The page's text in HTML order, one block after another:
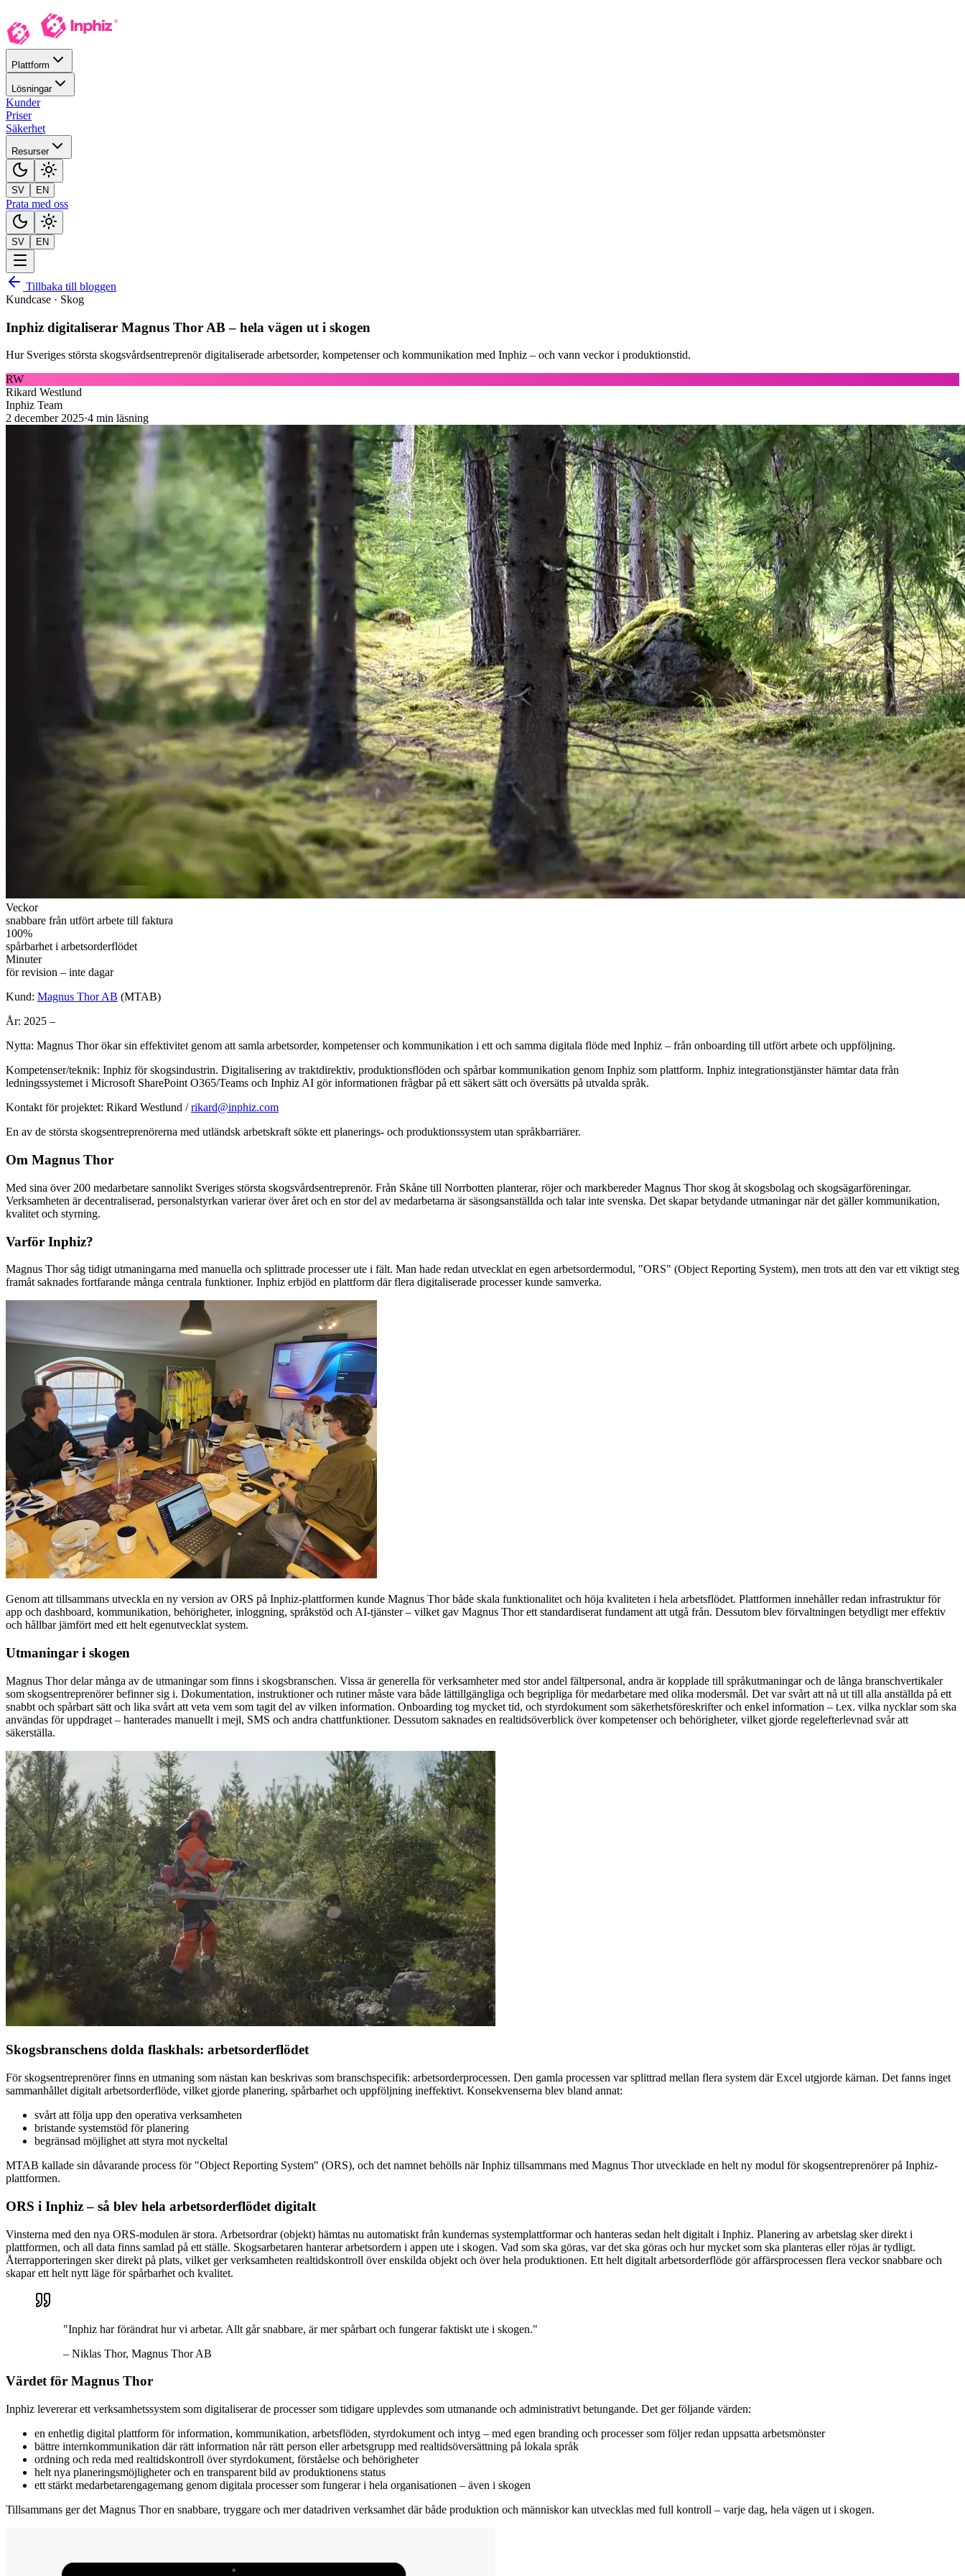
Plattform
Lösningar
Kunder
Priser
Säkerhet
Resurser
SV EN
Prata med oss
SV EN
Tillbaka till bloggen
Kundcase · Skog
Inphiz digitaliserar Magnus Thor AB – hela vägen ut i skogen
Hur Sveriges största skogsvårdsentreprenör digitaliserade arbetsorder, kompetenser och kommunikation med Inphiz – och vann veckor i produktionstid.
RW
Rikard Westlund
Inphiz Team
2 december 2025·4 min läsning
Veckor
snabbare från utfört arbete till faktura
100%
spårbarhet i arbetsorderflödet
Minuter
för revision – inte dagar
Kund: Magnus Thor AB (MTAB)
År: 2025 –
Nytta: Magnus Thor ökar sin effektivitet genom att samla arbetsorder, kompetenser och kommunikation i ett och samma digitala flöde med Inphiz – från onboarding till utfört arbete och uppföljning.
Kompetenser/teknik: Inphiz för skogsindustrin. Digitalisering av traktdirektiv, produktionsflöden och spårbar kommunikation genom Inphiz som plattform. Inphiz integrationstjänster hämtar data från
ledningssystemet i Microsoft SharePoint O365/Teams och Inphiz AI gör informationen frågbar på ett säkert sätt och översätts på utvalda språk.
Kontakt för projektet: Rikard Westlund /rikard@inphiz.com
En av de största skogsentreprenörerna med utländsk arbetskraft sökte ett planerings- och produktionssystem utan språkbarriärer.
Om Magnus Thor
Med sina över 200 medarbetare sannolikt Sveriges största skogsvårdsentreprenör. Från Skåne till Norrbotten planterar, röjer och markbereder Magnus Thor skog åt skogsbolag och skogsägarföreningar.
Verksamheten är decentraliserad, personalstyrkan varierar över året och en stor del av medarbetarna är säsongsanställda och talar inte svenska. Det skapar betydande utmaningar när det gäller kommunikation,
kvalitet och styrning.
Varför Inphiz?
Magnus Thor såg tidigt utmaningarna med manuella och splittrade processer ute i fält. Man hade redan utvecklat en egen arbetsordermodul, "ORS" (Object Reporting System), men trots att den var ett viktigt steg
framåt saknades fortfarande många centrala funktioner. Inphiz erbjöd en plattform där flera digitaliserade processer kunde samverka.
Genom att tillsammans utveckla en ny version av ORS på Inphiz-plattformen kunde Magnus Thor både skala funktionalitet och höja kvaliteten i hela arbetsflödet. Plattformen innehåller redan infrastruktur för
app och dashboard, kommunikation, behörigheter, inloggning, språkstöd och AI-tjänster – vilket gav Magnus Thor ett standardiserat fundament att utgå från. Dessutom blev förvaltningen betydligt mer effektiv
och hållbar jämfört med ett helt egenutvecklat system.
Utmaningar i skogen
Magnus Thor delar många av de utmaningar som finns i skogsbranschen. Vissa är generella för verksamheter med stor andel fältpersonal, andra är kopplade till språkutmaningar och de långa branschvertikaler
som skogsentreprenörer befinner sig i. Dokumentation, instruktioner och rutiner måste vara både lättillgängliga och begripliga för medarbetare med olika modersmål. Det var svårt att nå ut till alla anställda på ett
snabbt och spårbart sätt och lika svårt att veta vem som tagit del av vilken information. Onboarding tog mycket tid, och styrdokument som säkerhetsföreskrifter och enkel information – t.ex. vilka nycklar som ska
användas för uppdraget – hanterades manuellt i mejl, SMS och andra chattfunktioner. Dessutom saknades en realtidsöverblick över kompetenser och behörigheter, vilket gjorde regelefterlevnad svår att
säkerställa.
Skogsbranschens dolda flaskhals: arbetsorderflödet
För skogsentreprenörer finns en utmaning som nästan kan beskrivas som branschspecifik: arbetsorderprocessen. Den gamla processen var splittrad mellan flera system där Excel utgjorde kärnan. Det fanns inget
sammanhållet digitalt arbetsorderflöde, vilket gjorde planering, spårbarhet och uppföljning ineffektivt. Konsekvenserna blev bland annat:
svårt att följa upp den operativa verksamheten
bristande systemstöd för planering
begränsad möjlighet att styra mot nyckeltal
MTAB kallade sin dåvarande process för "Object Reporting System" (ORS), och det namnet behölls när Inphiz tillsammans med Magnus Thor utvecklade en helt ny modul för skogsentreprenörer på Inphiz-
plattformen.
ORS i Inphiz – så blev hela arbetsorderflödet digitalt
Vinsterna med den nya ORS-modulen är stora. Arbetsordrar (objekt) hämtas nu automatiskt från kundernas systemplattformar och hanteras sedan helt digitalt i Inphiz. Planering av arbetslag sker direkt i
plattformen, och all data finns samlad på ett ställe. Skogsarbetaren hanterar arbetsordern i appen ute i skogen. Vad som ska göras, var det ska göras och hur mycket som ska planteras eller röjas är tydligt.
Återrapporteringen sker direkt på plats, vilket ger verksamheten realtidskontroll över enskilda objekt och över hela produktionen. Ett helt digitalt arbetsorderflöde gör affärsprocessen flera veckor snabbare och
skapar ett helt nytt läge för spårbarhet och kvalitet.
"Inphiz har förändrat hur vi arbetar. Allt går snabbare, är mer spårbart och fungerar faktiskt ute i skogen."
– Niklas Thor, Magnus Thor AB
Värdet för Magnus Thor
Inphiz levererar ett verksamhetssystem som digitaliserar de processer som tidigare upplevdes som utmanande och administrativt betungande. Det ger följande värden:
en enhetlig digital plattform för information, kommunikation, arbetsflöden, styrdokument och intyg – med egen branding och processer som följer redan uppsatta arbetsmönster
bättre internkommunikation där rätt information når rätt person eller arbetsgrupp med realtidsöversättning på lokala språk
ordning och reda med realtidskontroll över styrdokument, förståelse och behörigheter
helt nya planeringsmöjligheter och en transparent bild av produktionens status
ett stärkt medarbetarengagemang genom digitala processer som fungerar i hela organisationen – även i skogen
Tillsammans ger det Magnus Thor en snabbare, tryggare och mer datadriven verksamhet där både produktion och människor kan utvecklas med full kontroll – varje dag, hela vägen ut i skogen.